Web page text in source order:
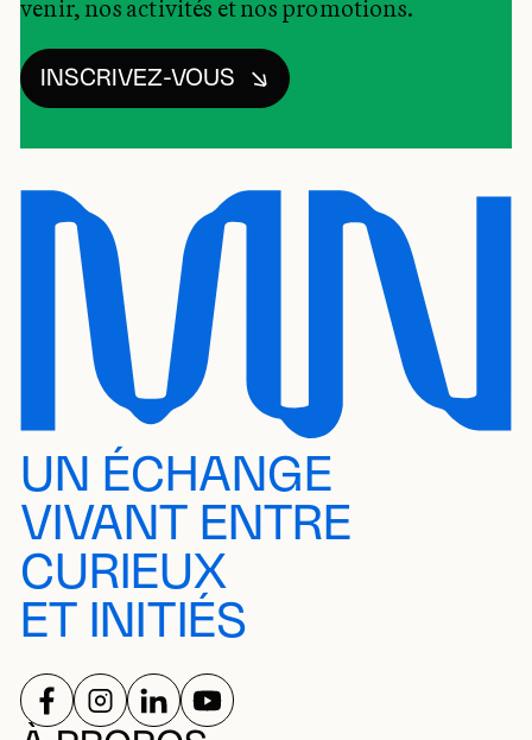
venir, nos activités et nos promotions.
INSCRIVEZ-VOUS
UN ÉCHANGE
VIVANT ENTRE
CURIEUX
ET INITIÉS
SUIVEZ-NOUS SUR
SUIVEZ-NOUS SUR
SUIVEZ-NOUS SUR
SUIVEZ-NOUS SUR